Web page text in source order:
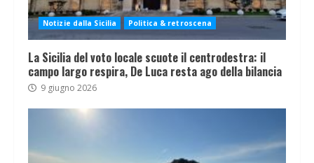
Notizie dalla Sicilia Politica & retroscena
La Sicilia del voto locale scuote il centrodestra: il
campo largo respira, De Luca resta ago della bilancia
9 giugno 2026